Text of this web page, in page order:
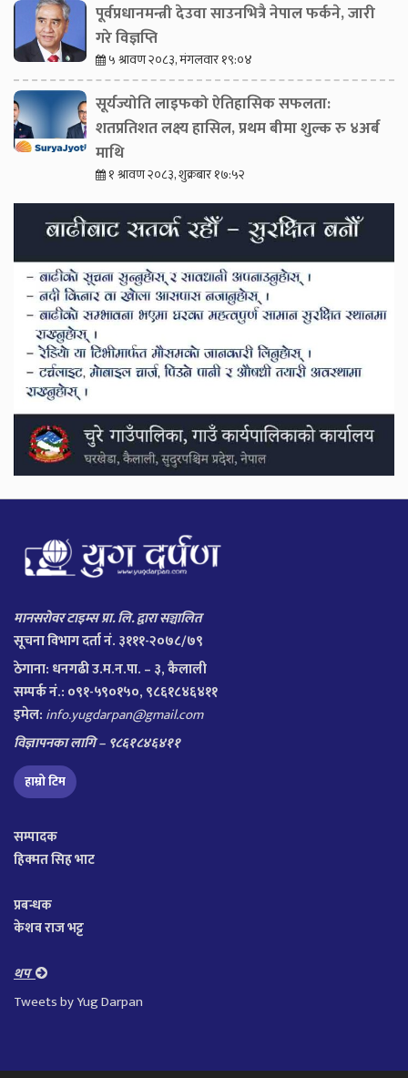
पूर्वप्रधानमन्त्री देउवा साउनभित्रै नेपाल फर्कने, जारी
गरे विज्ञप्ति
५ श्रावण २०८३, मंगलवार १९:०४
सूर्यज्योति लाइफको ऐतिहासिक सफलता:
शतप्रतिशत लक्ष्य हासिल, प्रथम बीमा शुल्क रु ४अर्ब
माथि
१ श्रावण २०८३, शुक्रबार १७:५२
मानसरोवर टाइम्स प्रा. लि. द्वारा सञ्चालित
सूचना विभाग दर्ता नं. ३१११-२०७८/७९
ठेगाना: धनगढी उ.म.न.पा. – ३, कैलाली
सम्पर्क नं.: ०९१-५९०१५०, ९८६१८४६४११
इमेल: info.yugdarpan@gmail.com
विज्ञापनका लागि – ९८६१८४६४११
हाम्रो टिम
सम्पादक
हिक्मत सिह भाट
प्रबन्धक
केशव राज भट्ट
थप
Tweets by Yug Darpan